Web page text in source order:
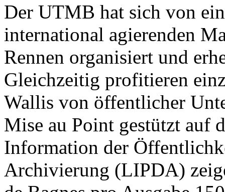
Der UTMB hat sich von
international agierenden
Rennen organisiert und
Gleichzeitig profitieren
Wallis von öffentlicher
Mise au Point gestützt auf
Information der
Archivierung (LIPDA)